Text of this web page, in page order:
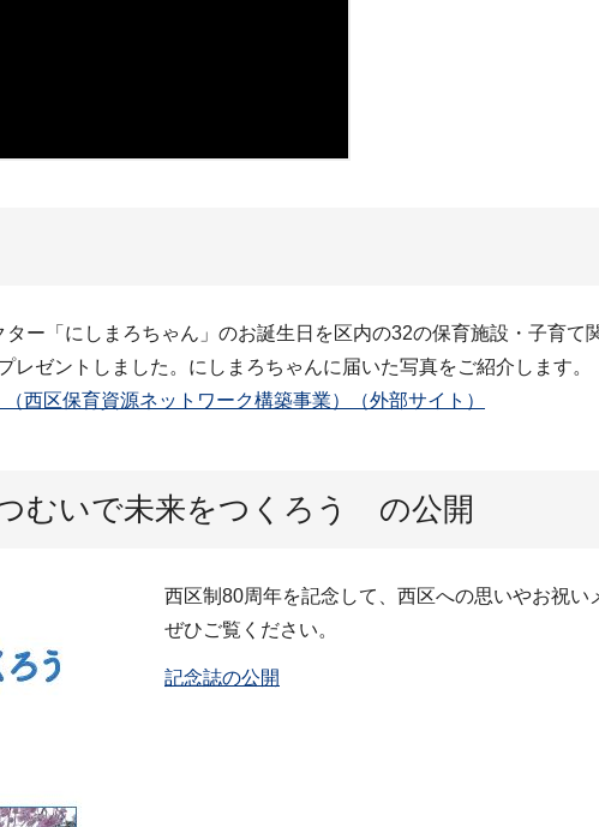
ー「にしまろちゃん」のお誕生日を区内の32の保育施設・子育て
ゼントしました。にしまろちゃんに届いた写真をご紹介します。
西区保育資源ネットワーク構築事業）（外部サイト）
むいで未来をつくろう の公開
西区制80周年を記念して、西区への思いやお祝い
ぜひご覧ください。
記念誌の公開